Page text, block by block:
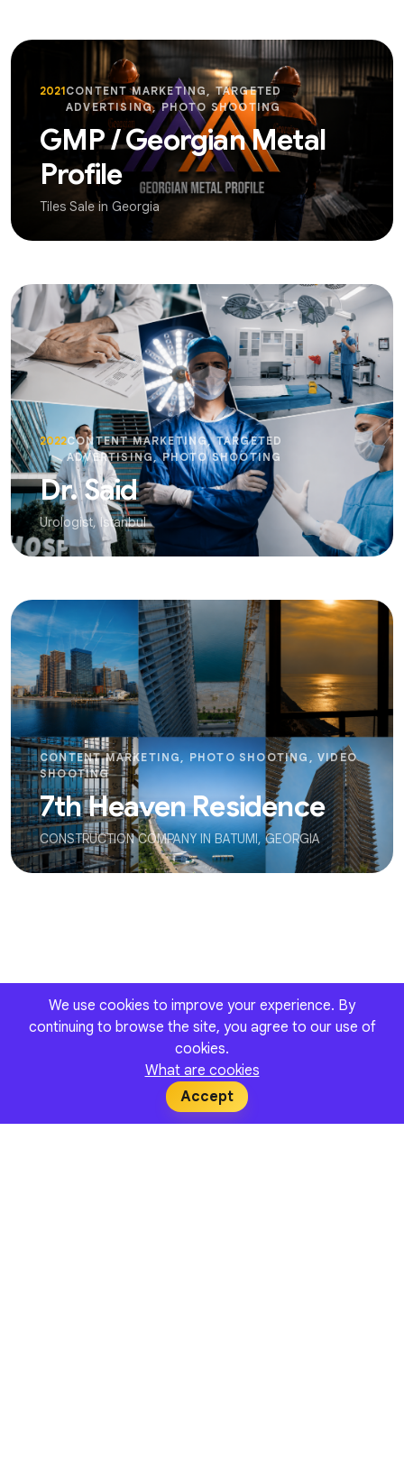
2021CONTENT MARKETING, TARGETED
ADVERTISING, PHOTO SHOOTING
GMP / Georgian Metal
Profile
Tiles Sale in Georgia
2022CONTENT MARKETING, TARGETED
ADVERTISING, PHOTO SHOOTING
Dr. Said
Urologist, Istanbul
CONTENT MARKETING, PHOTO SHOOTING, VIDEO
SHOOTING
7th Heaven Residence
CONSTRUCTION COMPANY IN BATUMI, GEORGIA
We use cookies to improve your experience. By
continuing to browse the site, you agree to our use of
cookies.
What are cookies
Accept